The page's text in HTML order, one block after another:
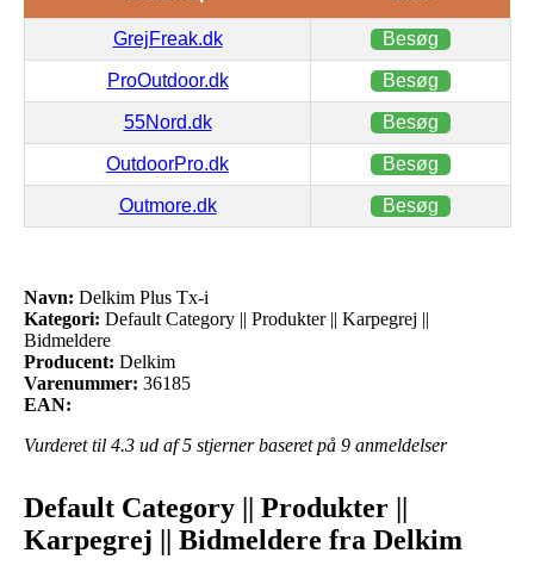
GrejFreak.dk Besøg
ProOutdoor.dk Besøg
55Nord.dk Besøg
OutdoorPro.dk Besøg
Outmore.dk Besøg
Navn: Delkim Plus Tx-i
Kategori: Default Category || Produkter || Karpegrej ||
Bidmeldere
Producent: Delkim
Varenummer: 36185
EAN:
Vurderet til 4.3 ud af 5 stjerner baseret på 9 anmeldelser
Default Category || Produkter ||
Karpegrej || Bidmeldere fra Delkim